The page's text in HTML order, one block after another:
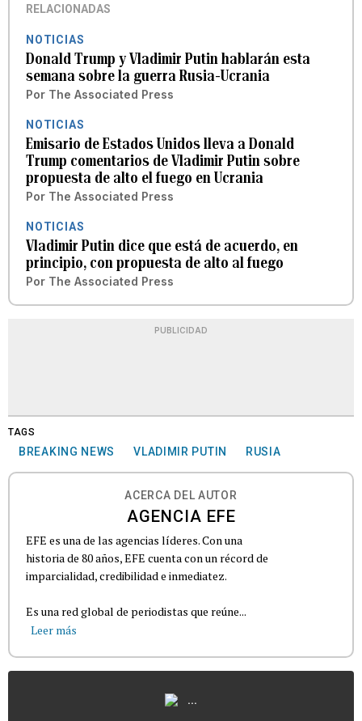
RELACIONADAS
NOTICIAS
Donald Trump y Vladimir Putin hablarán esta
semana sobre la guerra Rusia-Ucrania
Por The Associated Press
NOTICIAS
Emisario de Estados Unidos lleva a Donald
Trump comentarios de Vladimir Putin sobre
propuesta de alto el fuego en Ucrania
Por The Associated Press
NOTICIAS
Vladimir Putin dice que está de acuerdo, en
principio, con propuesta de alto al fuego
Por The Associated Press
PUBLICIDAD
TAGS
BREAKING NEWS VLADIMIR PUTIN RUSIA
ACERCA DEL AUTOR
AGENCIA EFE
EFE es una de las agencias líderes. Con una
historia de 80 años, EFE cuenta con un récord de
imparcialidad, credibilidad e inmediatez.
Es una red global de periodistas que reúne...
Leer más
...